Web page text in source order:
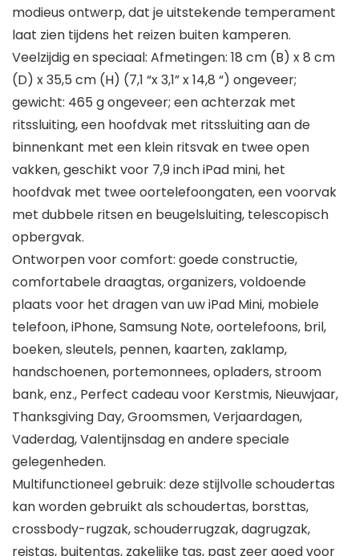
modieus ontwerp, dat je uitstekende temperament
laat zien tijdens het reizen buiten kamperen.
Veelzijdig en speciaal: Afmetingen: 18 cm (B) x 8 cm
(D) x 35,5 cm (H) (7,1 “x 3,1” x 14,8 “) ongeveer;
gewicht: 465 g ongeveer; een achterzak met
ritssluiting, een hoofdvak met ritssluiting aan de
binnenkant met een klein ritsvak en twee open
vakken, geschikt voor 7,9 inch iPad mini, het
hoofdvak met twee oortelefoongaten, een voorvak
met dubbele ritsen en beugelsluiting, telescopisch
opbergvak.
Ontworpen voor comfort: goede constructie,
comfortabele draagtas, organizers, voldoende
plaats voor het dragen van uw iPad Mini, mobiele
telefoon, iPhone, Samsung Note, oortelefoons, bril,
boeken, sleutels, pennen, kaarten, zaklamp,
handschoenen, portemonnees, opladers, stroom
bank, enz., Perfect cadeau voor Kerstmis, Nieuwjaar,
Thanksgiving Day, Groomsmen, Verjaardagen,
Vaderdag, Valentijnsdag en andere speciale
gelegenheden.
Multifunctioneel gebruik: deze stijlvolle schoudertas
kan worden gebruikt als schoudertas, borsttas,
crossbody-rugzak, schouderrugzak, dagrugzak,
reistas, buitentas, zakelijke tas, past zeer goed voor